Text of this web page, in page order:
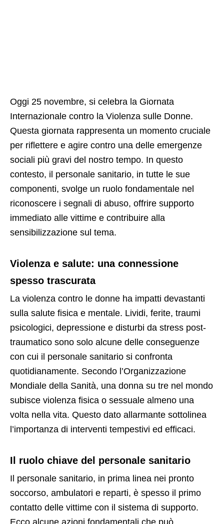
Oggi 25 novembre, si celebra la Giornata
Internazionale contro la Violenza sulle Donne.
Questa giornata rappresenta un momento cruciale
per riflettere e agire contro una delle emergenze
sociali più gravi del nostro tempo. In questo
contesto, il personale sanitario, in tutte le sue
componenti, svolge un ruolo fondamentale nel
riconoscere i segnali di abuso, offrire supporto
immediato alle vittime e contribuire alla
sensibilizzazione sul tema.
Violenza e salute: una connessione
spesso trascurata
La violenza contro le donne ha impatti devastanti
sulla salute fisica e mentale. Lividi, ferite, traumi
psicologici, depressione e disturbi da stress post-
traumatico sono solo alcune delle conseguenze
con cui il personale sanitario si confronta
quotidianamente. Secondo l’Organizzazione
Mondiale della Sanità, una donna su tre nel mondo
subisce violenza fisica o sessuale almeno una
volta nella vita. Questo dato allarmante sottolinea
l’importanza di interventi tempestivi ed efficaci.
Il ruolo chiave del personale sanitario
Il personale sanitario, in prima linea nei pronto
soccorso, ambulatori e reparti, è spesso il primo
contatto delle vittime con il sistema di supporto.
Ecco alcune azioni fondamentali che può